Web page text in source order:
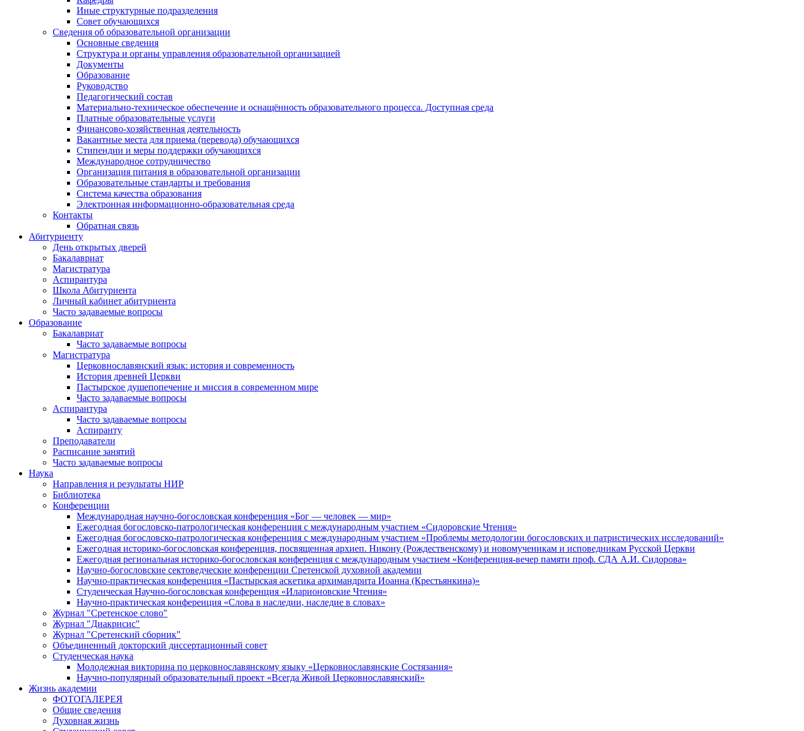
Иные структурные подразделения
Совет обучающихся
Сведения об образовательной организации
Основные сведения
Структура и органы управления образовательной организацией
Документы
Образование
Руководство
Педагогический состав
Материально-техническое обеспечение и оснащённость образовательного процесса. Доступная среда
Платные образовательные услуги
Финансово-хозяйственная деятельность
Вакантные места для приема (перевода) обучающихся
Стипендии и меры поддержки обучающихся
Международное сотрудничество
Организация питания в образовательной организации
Образовательные стандарты и требования
Система качества образования
Электронная информационно-образовательная среда
Контакты
Обратная связь
Абитуриенту
День открытых дверей
Бакалавриат
Магистратура
Аспирантура
Школа Абитуриента
Личный кабинет абитуриента
Часто задаваемые вопросы
Образование
Бакалавриат
Часто задаваемые вопросы
Магистратура
Церковнославянский язык: история и современность
История древней Церкви
Пастырское душепопечение и миссия в современном мире
Часто задаваемые вопросы
Аспирантура
Часто задаваемые вопросы
Аспиранту
Преподаватели
Расписание занятий
Часто задаваемые вопросы
Наука
Направления и результаты НИР
Библиотека
Конференции
Международная научно-богословская конференция «Бог — человек — мир»
Ежегодная богословско-патрологическая конференция с международным участием «Сидоровские Чтения»
Ежегодная богословско-патрологическая конференция с международным участием «Проблемы методологии богословских и патристических исследований»
Ежегодная историко-богословская конференция, посвященная архиеп. Никону (Рождественскому) и новомученикам и исповедникам Русской Церкви
Ежегодная региональная историко-богословская конференция с международным участием «Конференция-вечер памяти проф. СДА А.И. Сидорова»
Научно-богословские сектоведческие конференции Сретенской духовной академии
Научно-практическая конференция «Пастырская аскетика архимандрита Иоанна (Крестьянкина)»
Студенческая Научно-богословская конференция «Иларионовские Чтения»
Научно-практическая конференция «Cлова в наследии, наследие в словах»
Журнал "Сретенское слово"
Журнал "Диакрисис"
Журнал "Сретенский сборник"
Объединенный докторский диссертационный совет
Студенческая наука
Молодежная викторина по церковнославянскому языку «Церковнославянские Состязания»
Научно-популярный образовательный проект «Всегда Живой Церковнославянский»
Жизнь академии
ФОТОГАЛЕРЕЯ
Общие сведения
Духовная жизнь